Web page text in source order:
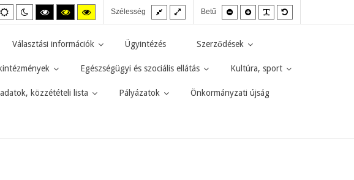
Alapértelmezett
mód
Éjszakai
mód
Magas
kontraszt
mód.
Magas
kontraszt
mód.
Magas
kontraszt
mód.
Szélesség
Fix
elrendezés
Széles
elrendezés
Betű
Kisebb
betűméret
Nagyobb
betűméret
Választási információk Ügyintézés Szerződések
Egészségügyi és szociális ellátás Kultúra, sport
közzétételi lista Pályázatok Önkormányzati újság